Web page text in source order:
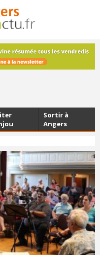
chaque vendredi dans
mail
Sortir à
Angers